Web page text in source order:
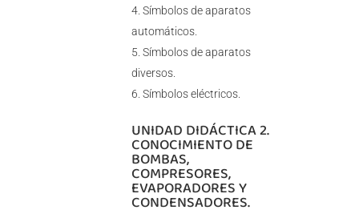
Símbolos de aparatos
automáticos.
Símbolos de aparatos
diversos.
Símbolos eléctricos.
UNIDAD DIDÁCTICA 2.
CONOCIMIENTO DE
BOMBAS,
COMPRESORES,
EVAPORADORES Y
CONDENSADORES.